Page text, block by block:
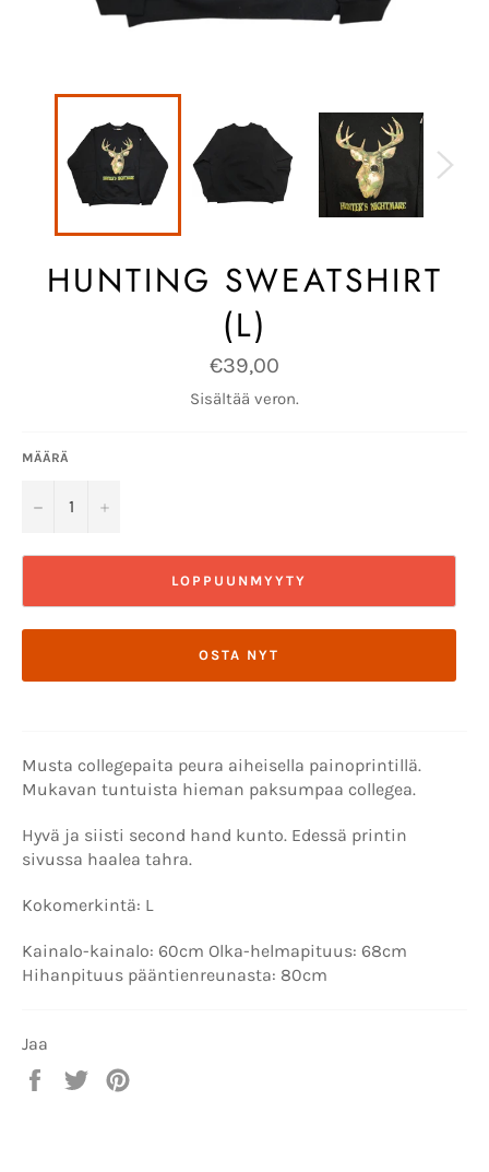
HUNTING SWEATSHIRT
(L)
Normaalihinta
€39,00
Sisältää veron.
MÄÄRÄ
− +
LOPPUUNMYYTY
OSTA NYT
Musta collegepaita peura aiheisella painoprintillä.
Mukavan tuntuista hieman paksumpaa collegea.
Hyvä ja siisti second hand kunto. Edessä printin
sivussa haalea tahra.
Kokomerkintä: L
Kainalo-kainalo: 60cm Olka-helmapituus: 68cm
Hihanpituus pääntienreunasta: 80cm
Jaa
Jaa
Twiittaa